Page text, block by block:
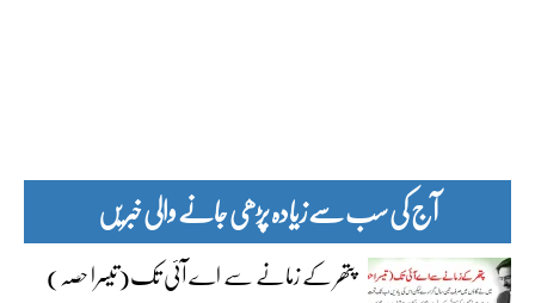
آج کی سب سے زیادہ پڑھی جانے والی خبریں
پتھر کے زمانے سے اے آئی تک(تیسرا حصہ)